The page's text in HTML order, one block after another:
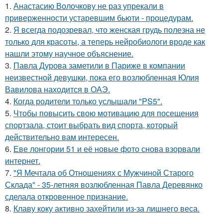
1. Анастасию Волочкову не раз упрекали в
приверженности устаревшим бьюти - процедурам.
2. Я всегда подозревал, что женская грудь полезна не
только для красоты, а теперь нейробиологи вроде как
нашли этому научное объяснение.
3. Павла Дурова заметили в Париже в компании
неизвестной девушки, пока его возлюбленная Юлия
Вавилова находится в ОАЭ.
4. Когда родители только услышали "PS5".
5. Чтобы повысить свою мотивацию для посещения
спортзала, стоит выбрать вид спорта, который
действительно вам интересен.
6. Еве лонгории 51 и её новые фото снова взорвали
интернет.
7. "Я Мечтала об Отношениях с Мужчиной Старого
Склада" - 35-летняя возлюбленная Павла Деревянко
сделала откровенное признание.
8. Клаву коку активно захейтили из-за лишнего веса.